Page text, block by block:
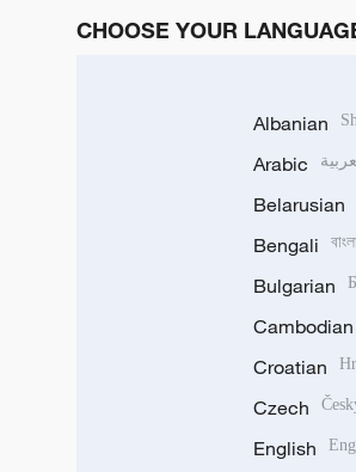
CHOOSE YOUR
Albanian
Arabic
Belarusian
Bengali
Bulgarian
Cambodian
Croatian
Czech
English